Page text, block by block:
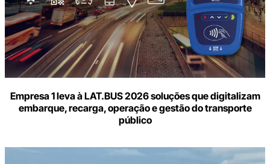
Empresa 1 leva à LAT.BUS 2026 soluções que digitalizam
embarque, recarga, operação e gestão do transporte
público